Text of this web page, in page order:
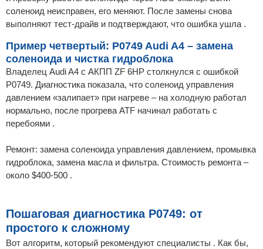
соленоид неисправен, его меняют. После замены снова
выполняют тест-драйв и подтверждают, что ошибка ушла .
Пример четвертый: P0749 Audi A4 – замена
соленоида и чистка гидроблока
Владелец Audi A4 с АКПП ZF 6HP столкнулся с ошибкой
P0749. Диагностика показала, что соленоид управления
давлением «залипает» при нагреве – на холодную работал
нормально, после прогрева ATF начинал работать с
перебоями .
Ремонт: замена соленоида управления давлением, промывка
гидроблока, замена масла и фильтра. Стоимость ремонта –
около $400-500 .
Пошаговая диагностика P0749: от
простого к сложному
Вот алгоритм, который рекомендуют специалисты . Как бы,